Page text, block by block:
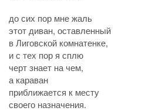
до сих пор мне жаль
этот диван, оставленный
в Лиговской комнатенке,
и с тех пор я сплю
черт знает на чем,
а караван
приближается к месту
своего назначения.